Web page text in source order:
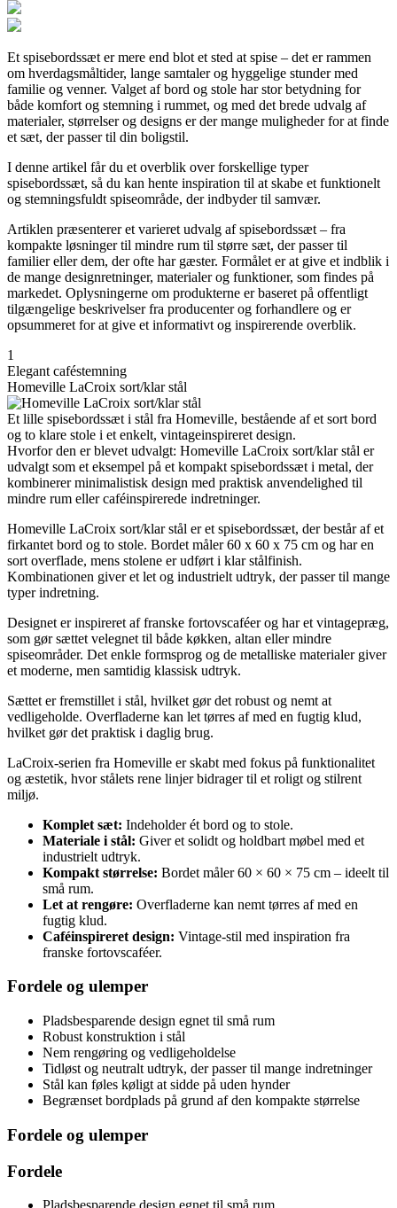
Et spisebordssæt er mere end blot et sted at spise – det er rammen
om hverdagsmåltider, lange samtaler og hyggelige stunder med
familie og venner. Valget af bord og stole har stor betydning for
både komfort og stemning i rummet, og med det brede udvalg af
materialer, størrelser og designs er der mange muligheder for at finde
et sæt, der passer til din boligstil.
I denne artikel får du et overblik over forskellige typer
spisebordssæt, så du kan hente inspiration til at skabe et funktionelt
og stemningsfuldt spiseområde, der indbyder til samvær.
Artiklen præsenterer et varieret udvalg af spisebordssæt – fra
kompakte løsninger til mindre rum til større sæt, der passer til
familier eller dem, der ofte har gæster. Formålet er at give et indblik i
de mange designretninger, materialer og funktioner, som findes på
markedet. Oplysningerne om produkterne er baseret på offentligt
tilgængelige beskrivelser fra producenter og forhandlere og er
opsummeret for at give et informativt og inspirerende overblik.
1
Elegant caféstemning
Homeville LaCroix sort/klar stål
Et lille spisebordssæt i stål fra Homeville, bestående af et sort bord
og to klare stole i et enkelt, vintageinspireret design.
Hvorfor den er blevet udvalgt: Homeville LaCroix sort/klar stål er
udvalgt som et eksempel på et kompakt spisebordssæt i metal, der
kombinerer minimalistisk design med praktisk anvendelighed til
mindre rum eller caféinspirerede indretninger.
Homeville LaCroix sort/klar stål er et spisebordssæt, der består af et
firkantet bord og to stole. Bordet måler 60 x 60 x 75 cm og har en
sort overflade, mens stolene er udført i klar stålfinish.
Kombinationen giver et let og industrielt udtryk, der passer til mange
typer indretning.
Designet er inspireret af franske fortovscaféer og har et vintagepræg,
som gør sættet velegnet til både køkken, altan eller mindre
spiseområder. Det enkle formsprog og de metalliske materialer giver
et moderne, men samtidig klassisk udtryk.
Sættet er fremstillet i stål, hvilket gør det robust og nemt at
vedligeholde. Overfladerne kan let tørres af med en fugtig klud,
hvilket gør det praktisk i daglig brug.
LaCroix-serien fra Homeville er skabt med fokus på funktionalitet
og æstetik, hvor stålets rene linjer bidrager til et roligt og stilrent
miljø.
Komplet sæt: Indeholder ét bord og to stole.
Materiale i stål: Giver et solidt og holdbart møbel med et
industrielt udtryk.
Kompakt størrelse: Bordet måler 60 × 60 × 75 cm – ideelt til
små rum.
Let at rengøre: Overfladerne kan nemt tørres af med en
fugtig klud.
Caféinspireret design: Vintage-stil med inspiration fra
franske fortovscaféer.
Fordele og ulemper
Pladsbesparende design egnet til små rum
Robust konstruktion i stål
Nem rengøring og vedligeholdelse
Tidløst og neutralt udtryk, der passer til mange indretninger
Stål kan føles køligt at sidde på uden hynder
Begrænset bordplads på grund af den kompakte størrelse
Fordele og ulemper
Fordele